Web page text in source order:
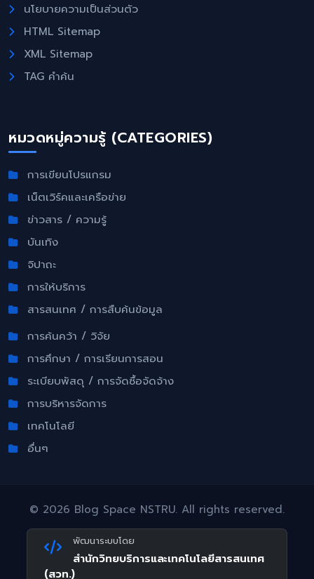
นโยบายความเป็นส่วนตัว
HTML Sitemap
XML Sitemap
TAG คำค้น
หมวดหมู่ความรู้ (CATEGORIES)
การเขียนโปรแกรม
เน็ตเวิร์คและเครือข่าย
ข่าวสาร / ความรู้
บันเทิง
จิปาถะ
การให้บริการ
สารสนเทศ / การสืบค้นข้อมูล
การค้นคว้า / วิจัย
การศึกษา / การเรียนการสอน
ระเบียบพัสดุ / การจัดซื้อจัดจ้าง
การบริหารจัดการ
เทคโนโลยี
อื่นๆ
© 2026 Blog Space NSTRU. All rights reserved.
พัฒนาระบบโดย
สำนักวิทยบริการและเทคโนโลยีสารสนเทศ
(สวท.)